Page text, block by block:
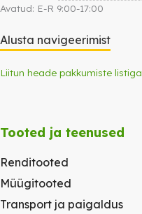
Avatud: E-R 9:00-17:00
Alusta navigeerimist
Liitun heade pakkumiste listiga
Tooted ja teenused
Renditooted
Müügitooted
Transport ja paigaldus